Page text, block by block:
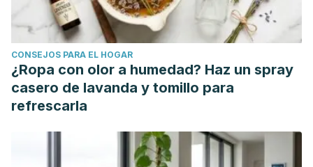
Piqueras J, Ramos V, Martínez A, Oblitas L. Emociones
negativas y su impacto en la salud mental y física. Suma
Psicológica [Internet]. 2009;16(2):85–112. Disponible en:
http://publicaciones.konradlorenz.edu.co/index.php/
Naranjo Pereira ML. Una revisión teórica sobre el estrés y
educativo. Rev Educ. 2009;33(2):171.
Sierra, Juan Carlos, Virgilio Ortega, and Ihab Zubeidat.
CONSEJOS PARA EL HOGAR
¿Ropa con olor a humedad? Haz un spray
casero de lavanda y tomillo para
refrescarla